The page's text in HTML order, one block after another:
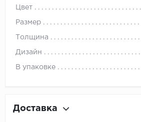
Цвет
Размер
Толщина
Дизайн
В упаковке
Доставка